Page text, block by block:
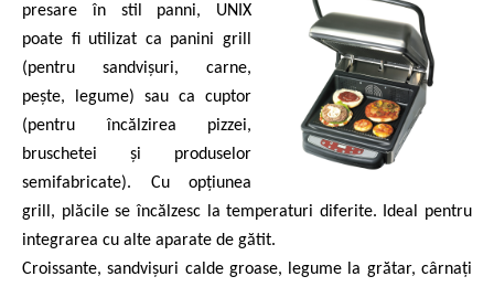
presare în stil panni, UNIX
poate fi utilizat ca panini grill
(pentru sandvișuri, carne,
pește, legume) sau ca cuptor
(pentru încălzirea pizzei,
bruschetei și produselor
semifabricate). Cu opțiunea
grill, plăcile se încălzesc la temperaturi diferite. Ideal pentru
integrarea cu alte aparate de gătit.
Croissante, sandvișuri calde groase, legume la grătar, cârnați